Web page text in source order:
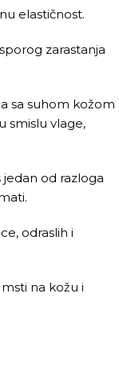
elastičnost.
zarastanja
sa suhom kožom
smislu vlage,
jedan od razloga
odraslih i
na kožu i